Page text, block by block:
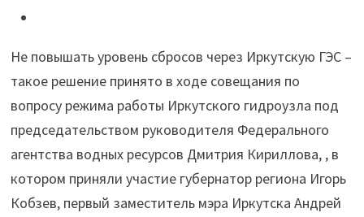
повышать
сбросов
воды
в
Ангару"
Не повышать уровень сбросов через Иркутскую ГЭС –
такое решение принято в ходе совещания по
вопросу режима работы Иркутского гидроузла под
председательством руководителя Федерального
агентства водных ресурсов Дмитрия Кириллова, , в
котором приняли участие губернатор региона Игорь
Кобзев, первый заместитель мэра Иркутска Андрей